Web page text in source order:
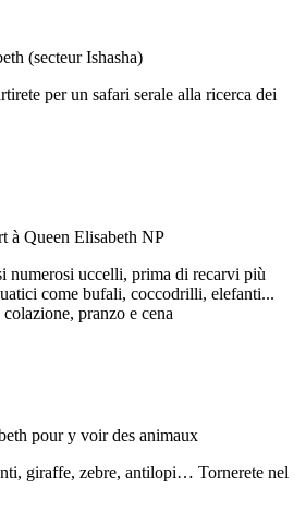
per un safari serale alla ricerca dei
numerosi uccelli, prima di recarvi più
come bufali, coccodrilli, elefanti...
pranzo e cena
giraffe, zebre, antilopi… Tornerete nel